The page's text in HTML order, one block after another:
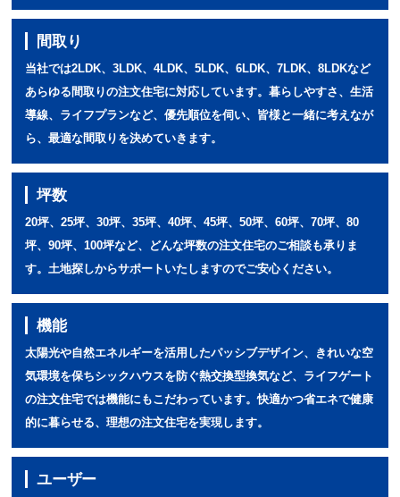
間取り
当社では2LDK、3LDK、4LDK、5LDK、6LDK、7LDK、8LDKなど
あらゆる間取りの注文住宅に対応しています。暮らしやすさ、生活
導線、ライフプランなど、優先順位を伺い、皆様と一緒に考えなが
ら、最適な間取りを決めていきます。
坪数
20坪、25坪、30坪、35坪、40坪、45坪、50坪、60坪、70坪、80
坪、90坪、100坪など、どんな坪数の注文住宅のご相談も承りま
す。土地探しからサポートいたしますのでご安心ください。
機能
太陽光や自然エネルギーを活用したパッシブデザイン、きれいな空
気環境を保ちシックハウスを防ぐ熱交換型換気など、ライフゲート
の注文住宅では機能にもこだわっています。快適かつ省エネで健康
的に暮らせる、理想の注文住宅を実現します。
ユーザー